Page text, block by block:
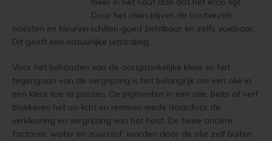
Woonboot beitsen
Schutting behandelen
Schutting olien
Veranda verven met de meest duurzame verf van Jotun
Tuinhuis verven in de kleuren wit en grijs
Tuinhuis verven met Jotun Demidekk Ultimate
Beste buitenverf voor tuinhuis en schuur
Blokhut impregneren en beitsen
Oude Jotun Producten
Door het oliën blijven de houtvezels,
noesten en kleurverschillen goed zichtbaar en zelfs voelbaar.
Dit geeft een natuurlijke uitstraling.
Voor het behouden van de oorspronkelijke kleur en het
tegengaan van de vergrijzing is het belangrijk om een olie in
een kleur toe te passen. De pigmenten in een olie, beits of verf
blokkeren het uv-licht en remmen mede daardoor de
verkleuring en vergrijzing van het hout. De twee andere
factoren, water en zuurstof, worden door de olie zelf buiten